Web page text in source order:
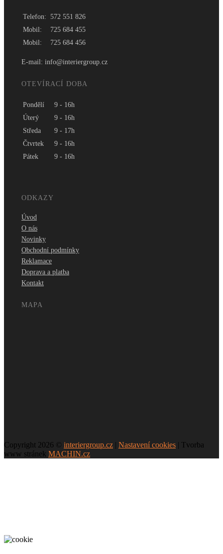
+ 0 Kč
AST 573
+ 0 Kč
+ 0 Kč
Telefon: 572 551 826
Mobil:
725 684 455
Mobil:
725 684 456
E-mail: info@interiergroup.cz
OTEVÍRACÍ DOBA
Pondělí
9 - 16h
Úterý
9 - 16h
Středa
9 - 17h
Čtvrtek
9 - 16h
Pátek
9 - 16h
ODKAZY
Úvod
O nás
Novinky
Obchodní podmínky
Reklamace
Doprava a platba
Kontakt
MAPA
Copyright 2026 © interiergroup.cz | Nastavení cookies | Tvorba
www stránek MACHIN.cz